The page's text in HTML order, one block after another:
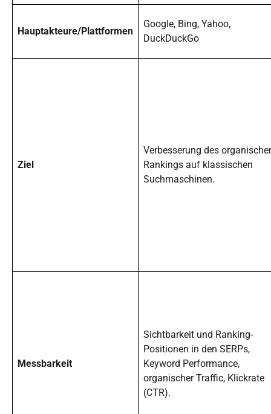
Hauptakteure/Plattformen
Google, Bing, Yahoo,
DuckDuckGo
Ziel
Verbesserung des
Rankings auf klassischen
Suchmaschinen.
Messbarkeit
Sichtbarkeit und Ranking-
Positionen in den SERPs,
Keyword Performance,
organischer Traffic, Klickrate
(CTR).